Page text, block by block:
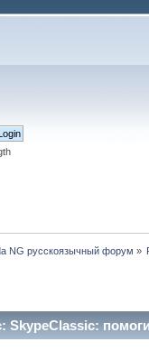
NG русскоязычный форум »
SkypeClassic: